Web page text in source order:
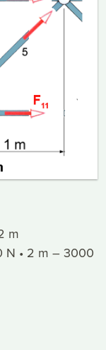
m
N • 2 m – 3000